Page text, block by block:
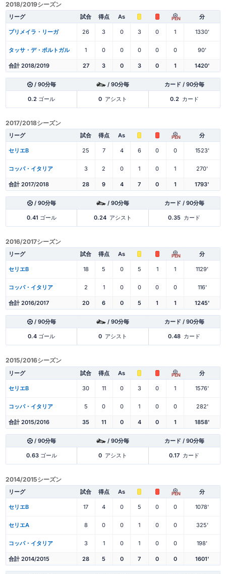
2018/2019シーズン
リーグ 試合 得点 As PEN 分
プリメイラ・リーガ 26 3 0 3 0 1 1330'
タッサ・デ・ポルトガル 1 0 0 0 0 0 90'
合計 2018/2019 27 3 0 3 0 1 1420'
/ 90分毎 / 90分毎 カード / 90分毎
0.2 ゴール 0 アシスト 0.2 カード
2017/2018シーズン
リーグ 試合 得点 As PEN 分
セリエB 25 7 4 6 0 0 1523'
コッパ・イタリア 3 2 0 1 0 1 270'
合計 2017/2018 28 9 4 7 0 1 1793'
/ 90分毎 / 90分毎 カード / 90分毎
0.41 ゴール 0.24 アシスト 0.35 カード
2016/2017シーズン
リーグ 試合 得点 As PEN 分
セリエB 18 5 0 5 1 1 1129'
コッパ・イタリア 2 1 0 0 0 0 116'
合計 2016/2017 20 6 0 5 1 1 1245'
/ 90分毎 / 90分毎 カード / 90分毎
0.4 ゴール 0 アシスト 0.48 カード
2015/2016シーズン
リーグ 試合 得点 As PEN 分
セリエB 30 11 0 3 0 1 1576'
コッパ・イタリア 5 0 0 1 0 0 282'
合計 2015/2016 35 11 0 4 0 1 1858'
/ 90分毎 / 90分毎 カード / 90分毎
0.63ゴール 0 アシスト 0.17 カード
2014/2015シーズン
リーグ 試合 得点 As PEN 分
セリエB 17 4 0 5 0 0 1078'
セリエA 8 0 0 1 0 0 325'
コッパ・イタリア 3 1 0 1 0 0 198'
合計 2014/2015 28 5 0 7 0 0 1601'